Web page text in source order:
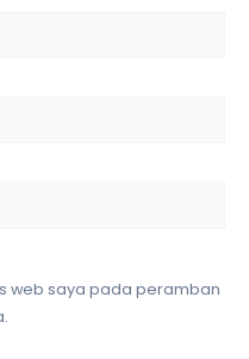
web saya pada peramban